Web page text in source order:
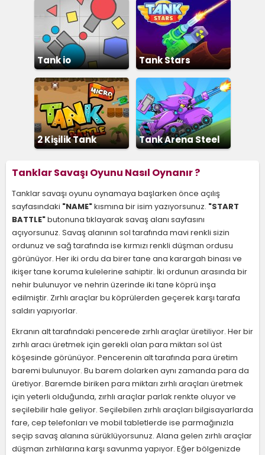
Tank io Tank Stars
2 Kişilik Tank
Tank Arena Steel
Tanklar Savaşı Oyunu Nasıl Oynanır ?
Tanklar savaşı oyunu oynamaya başlarken önce açılış
sayfasındaki "NAME"kısmına bir isim yazıyorsunuz. "START
BATTLE"butonuna tıklayarak savaş alanı sayfasını
açıyorsunuz. Savaş alanının sol tarafında mavi renkli sizin
ordunuz ve sağ tarafında ise kırmızı renkli düşman ordusu
görünüyor. Her iki ordu da birer tane ana karargah binası ve
ikişer tane koruma kulelerine sahiptir. İki ordunun arasında bir
nehir bulunuyor ve nehrin üzerinde iki tane köprü inşa
edilmiştir. Zırhlı araçlar bu köprülerden geçerek karşı tarafa
saldırı yapıyorlar.
Ekranın alt tarafındaki pencerede zırhlı araçlar üretiliyor. Her bir
zırhlı aracı üretmek için gerekli olan para miktarı sol üst
köşesinde görünüyor. Pencerenin alt tarafında para üretim
baremi bulunuyor. Bu barem dolarken aynı zamanda para da
üretiyor. Baremde biriken para miktarı zırhlı araçları üretmek
için yeterli olduğunda, zırhlı araçlar parlak renkte oluyor ve
seçilebilir hale geliyor. Seçilebilen zırhlı araçları bilgisayarlarda
fare, cep telefonları ve mobil tabletlerde ise parmağınızla
seçip savaş alanına sürüklüyorsunuz. Alana gelen zırhlı araçlar
düşman zırhlılarına karşı savunma yapıyor. Eğer bölgenizde